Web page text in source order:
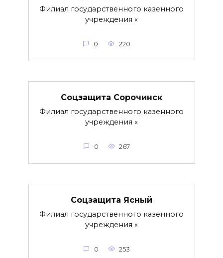
Филиал государственного казенного
учреждения «
0 220
Соцзащита Сорочинск
Филиал государственного казенного
учреждения «
0 267
Соцзащита Ясный
Филиал государственного казенного
учреждения «
0 253